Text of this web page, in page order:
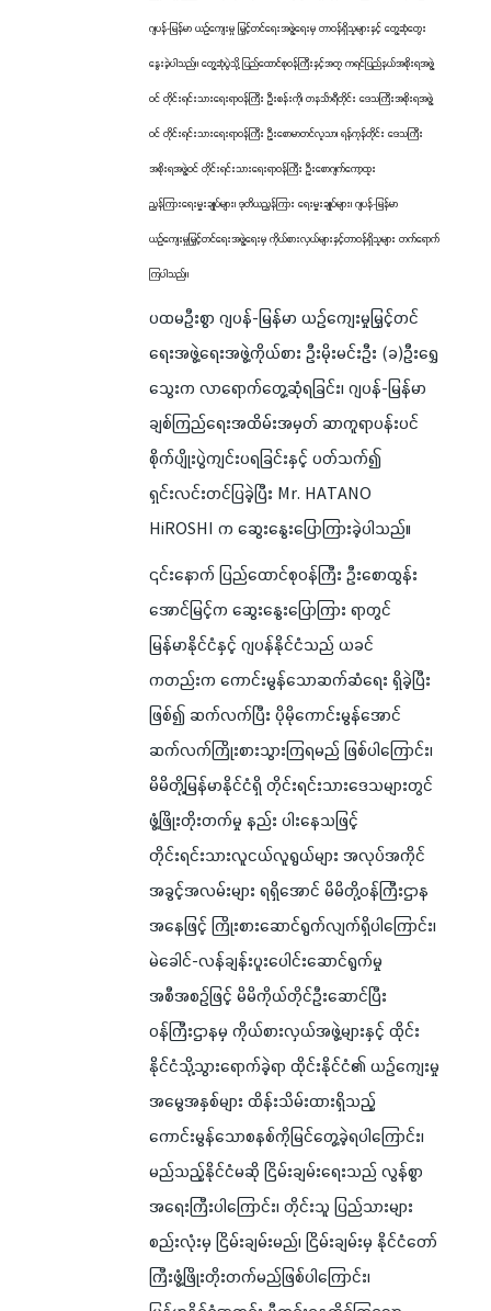
ဂျပန်-မြန်မာ ယဉ်ကျေးမှု မြှင့်တင်ရေးအဖွဲ့ရေးမှ တာဝန်ရှိသူများနှင့် တွေ့ဆုံတွေး
နွေးခဲ့ပါသည်။ တွေ့ဆုံပွဲသို့ ပြည်ထောင်စုဝန်ကြီးနှင့်အတူ ကရင်ပြည်နယ်အစိုးရအဖွဲ့
ဝင် တိုင်းရင်းသားရေးရာဝန်ကြီး ဦးစန်းကို၊ တနင်္သာရီတိုင်း ဒေသကြီးအစိုးရအဖွဲ့
ဝင် တိုင်းရင်းသားရေးရာဝန်ကြီး ဦးစောမာတင်လူသာ၊ ရန်ကုန်တိုင်း ဒေသကြီး
အစိုးရအဖွဲ့ဝင် တိုင်းရင်းသားရေးရာဝန်ကြီး ဦးစောဂျက်ကော့ထူး
ညွှန်ကြားရေးမှူးချုပ်များ၊ ဒုတိယညွှန်ကြား ရေးမှူးချုပ်များ၊ ဂျပန်-မြန်မာ
ယဉ်ကျေးမှုမြှင့်တင်ရေးအဖွဲ့ရေးမှ ကိုယ်စားလှယ်များနှင့်တာဝန်ရှိသူများ တက်ရောက်
ကြပါသည်။
ပထမဦးစွာ ဂျပန်-မြန်မာ ယဉ်ကျေးမှုမြှင့်တင်
ရေးအဖွဲ့ရေးအဖွဲ့ကိုယ်စား ဦးမိုးမင်းဦး (ခ)ဦးရွှေ
သွေးက လာရောက်တွေ့ဆုံရခြင်း၊ ဂျပန်-မြန်မာ
ချစ်ကြည်ရေးအထိမ်းအမှတ် ဆာကူရာပန်းပင်
စိုက်ပျိုးပွဲကျင်းပရခြင်းနှင့် ပတ်သက်၍
ရှင်းလင်းတင်ပြခဲ့ပြီး Mr. HATANO
HiROSHI က ဆွေးနွေးပြောကြားခဲ့ပါသည်။
၎င်းနောက် ပြည်ထောင်စုဝန်ကြီး ဦးစောထွန်း
အောင်မြင့်က ဆွေးနွေးပြောကြား ရာတွင်
မြန်မာနိုင်ငံနှင့် ဂျပန်နိုင်ငံသည် ယခင်
ကတည်းက ကောင်းမွန်သောဆက်ဆံရေး ရှိခဲ့ပြီး
ဖြစ်၍ ဆက်လက်ပြီး ပိုမိုကောင်းမွန်အောင်
ဆက်လက်ကြိုးစားသွားကြရမည် ဖြစ်ပါကြောင်း၊
မိမိတို့မြန်မာနိုင်ငံရှိ တိုင်းရင်းသားဒေသများတွင်
ဖွံ့ဖြိုးတိုးတက်မှု နည်း ပါးနေသဖြင့်
တိုင်းရင်းသားလူငယ်လူရွယ်များ အလုပ်အကိုင်
အခွင့်အလမ်းများ ရရှိအောင် မိမိတို့ဝန်ကြီးဌာန
အနေဖြင့် ကြိုးစားဆောင်ရွက်လျက်ရှိပါကြောင်း၊
မဲခေါင်-လန်ချန်းပူးပေါင်းဆောင်ရွက်မှု
အစီအစဉ်ဖြင့် မိမိကိုယ်တိုင်ဦးဆောင်ပြီး
ဝန်ကြီးဌာနမှ ကိုယ်စားလှယ်အဖွဲ့များနှင့် ထိုင်း
နိုင်ငံသို့သွားရောက်ခဲ့ရာ ထိုင်းနိုင်ငံ၏ ယဉ်ကျေးမှု
အမွေအနှစ်များ ထိန်းသိမ်းထားရှိသည့်
ကောင်းမွန်သောစနစ်ကိုမြင်တွေ့ခဲ့ရပါကြောင်း၊
မည်သည့်နိုင်ငံမဆို ငြိမ်းချမ်းရေးသည် လွန်စွာ
အရေးကြီးပါကြောင်း၊ တိုင်းသူ ပြည်သားများ
စည်းလုံးမှ ငြိမ်းချမ်းမည်၊ ငြိမ်းချမ်းမှ နိုင်ငံတော်
ကြီးဖွံ့ဖြိုးတိုးတက်မည်ဖြစ်ပါကြောင်း၊